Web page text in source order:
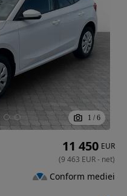
1 / 6
11 450 EUR
(9 463 EUR- net)
Conform mediei